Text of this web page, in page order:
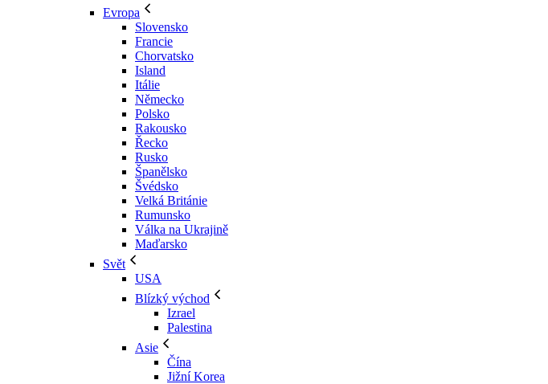
Evropa
Slovensko
Francie
Chorvatsko
Island
Itálie
Německo
Polsko
Rakousko
Řecko
Rusko
Španělsko
Švédsko
Velká Británie
Rumunsko
Válka na Ukrajině
Maďarsko
Svět
USA
Blízký východ
Izrael
Palestina
Asie
Čína
Jižní Korea